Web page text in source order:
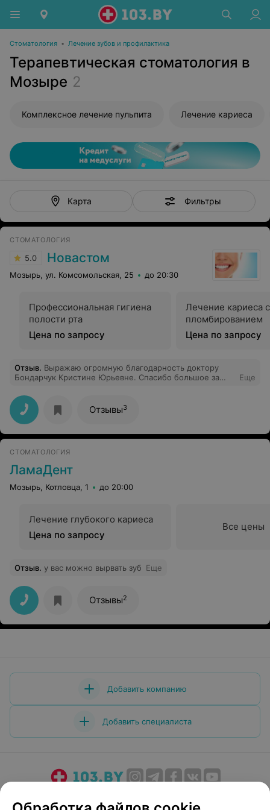
Стоматология • Лечение зубов и профилактика
Терапевтическая стоматология в
Мозыре 2
Комплексное лечение пульпита Лечение кариеса
Карта Фильтры
СТОМАТОЛОГИЯ
5.0 Новастом
Мозырь, ул. Комсомольская, 25 до 20:30
Профессиональная гигиена
полости рта
Цена по запросу
Лечение кариеса с
пломбированием
Цена по запросу
Отзыв. Выражаю огромную благодарность доктору
Бондарчук Кристине Юрьевне. Спасибо большое за
внимание, заботу и доброту. У нее очень легкие и
добрые руки. В момент отчаяния и боли облегчила
страдания моей дочери Виктории. Кристина Юрьевна –
доктор от Бога. Побольше бы таких врачей. Прошу
руководство клиники объявить ей благодарность и по
Еще
Отзывы3
СТОМАТОЛОГИЯ
ЛамаДент
Мозырь, Котловца, 1 до 20:00
Лечение глубокого кариеса
Цена по запросу
Все цены
Отзыв. у вас можно вырвать зуб Еще
Отзывы2
Добавить компанию
Добавить специалиста